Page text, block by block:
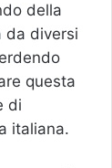
della
da diversi
questa
di
italiana.